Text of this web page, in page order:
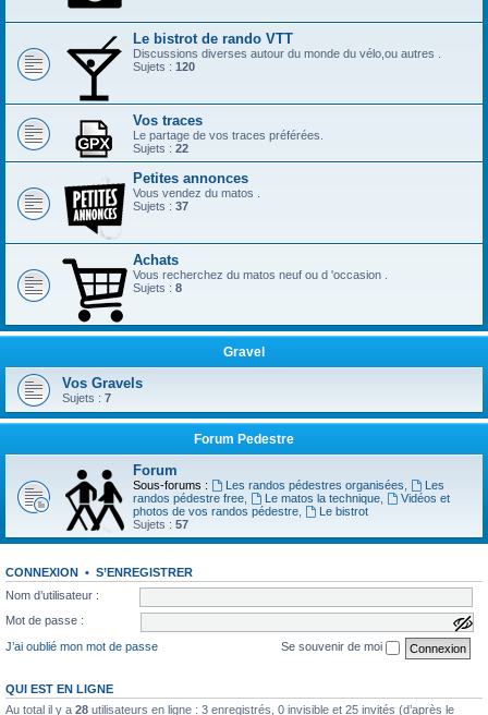
Le bistrot de rando VTT
Discussions diverses autour du monde du vélo,ou autres .
Sujets : 120
Vos traces
Le partage de vos traces préférées.
Sujets : 22
Petites annonces
Vous vendez du matos .
Sujets : 37
Achats
Vous recherchez du matos neuf ou d 'occasion .
Sujets : 8
Gravel
Vos Gravels
Sujets : 7
Forum Pedestre
Forum
Sous-forums : Les randos pédestres organisées
Les
randos pédestre free
Le matos la technique,
Vidéos et
photos de vos randos pédestre
Le bistrot
Sujets : 57
CONNEXION • S’ENREGISTRER
Nom d’utilisateur :
Mot de passe :
a
f
f
h
J’ai oublié mon mot de passe Se souvenir de moi
QUI EST EN LIGNE
Au total il y a 28 utilisateurs en ligne : 3 enregistrés, 0 invisible et 25 invités (d’après le